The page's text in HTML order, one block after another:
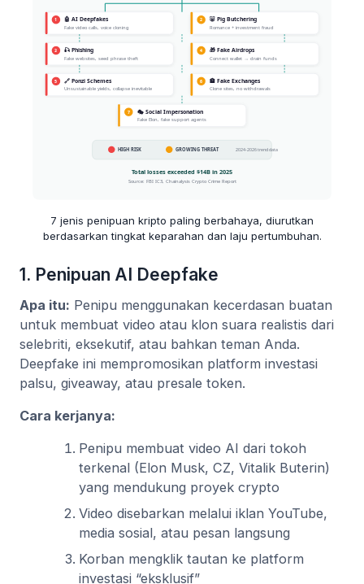
7 jenis penipuan kripto paling berbahaya, diurutkan
berdasarkan tingkat keparahan dan laju pertumbuhan.
1. Penipuan AI Deepfake
Apa itu: Penipu menggunakan kecerdasan buatan
untuk membuat video atau klon suara realistis dari
selebriti, eksekutif, atau bahkan teman Anda.
Deepfake ini mempromosikan platform investasi
palsu, giveaway, atau presale token.
Cara kerjanya:
Penipu membuat video AI dari tokoh
terkenal (Elon Musk, CZ, Vitalik Buterin)
yang mendukung proyek crypto
Video disebarkan melalui iklan YouTube,
media sosial, atau pesan langsung
Korban mengklik tautan ke platform
investasi “eksklusif”